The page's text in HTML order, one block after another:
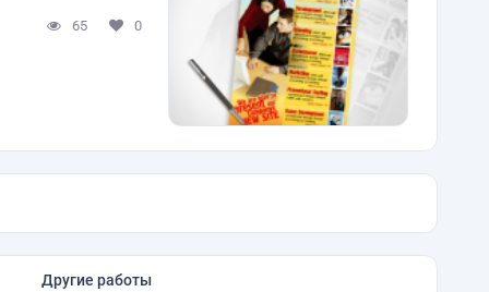
65 0
Другие работы